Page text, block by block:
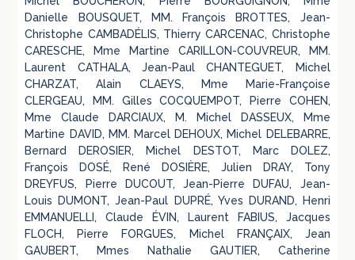
Danielle BOUSQUET, MM. François BROTTES, Jean-
Christophe CAMBADÉLIS, Thierry CARCENAC, Christophe
CARESCHE, Mme Martine CARILLON-COUVREUR, MM.
Laurent CATHALA, Jean-Paul CHANTEGUET, Michel
CHARZAT, Alain CLAEYS, Mme Marie-Françoise
CLERGEAU, MM. Gilles COCQUEMPOT, Pierre COHEN,
Mme Claude DARCIAUX, M. Michel DASSEUX, Mme
Martine DAVID, MM. Marcel DEHOUX, Michel DELEBARRE,
Bernard DEROSIER, Michel DESTOT, Marc DOLEZ,
François DOSÉ, René DOSIÈRE, Julien DRAY, Tony
DREYFUS, Pierre DUCOUT, Jean-Pierre DUFAU, Jean-
Louis DUMONT, Jean-Paul DUPRÉ, Yves DURAND, Henri
EMMANUELLI, Claude ÉVIN, Laurent FABIUS, Jacques
FLOCH, Pierre FORGUES, Michel FRANÇAIX, Jean
GAUBERT, Mmes Nathalie GAUTIER, Catherine